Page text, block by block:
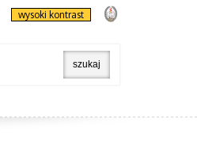
wysoki kontrast